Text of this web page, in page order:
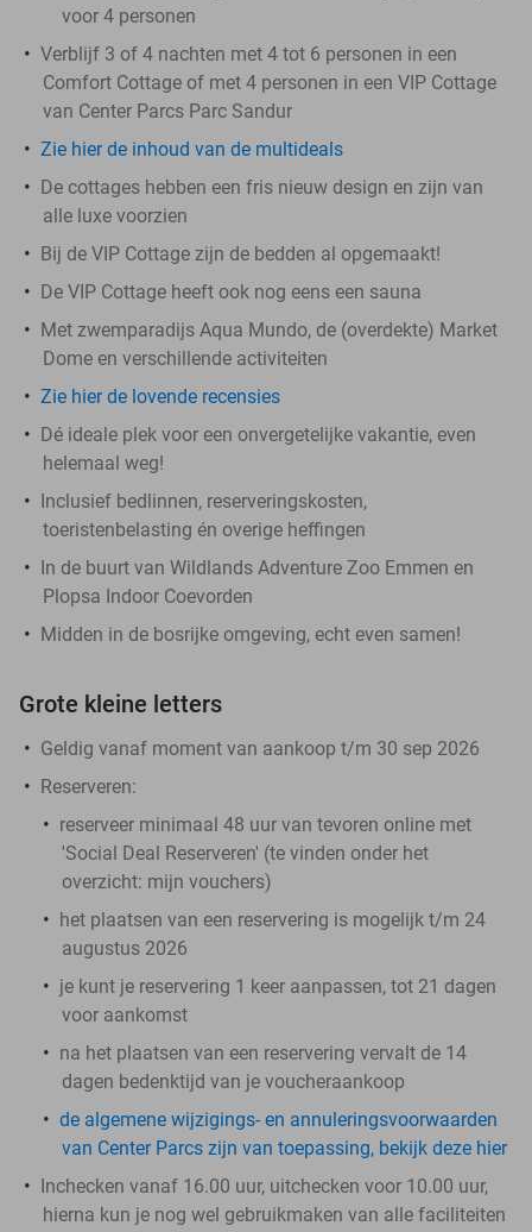
voor 4 personen
Verblijf 3 of 4 nachten met 4 tot 6 personen in een
Comfort Cottage of met 4 personen in een VIP Cottage
van Center Parcs Parc Sandur
Zie hier de inhoud van de multideals
De cottages hebben een fris nieuw design en zijn van
alle luxe voorzien
Bij de VIP Cottage zijn de bedden al opgemaakt!
De VIP Cottage heeft ook nog eens een sauna
Met zwemparadijs Aqua Mundo, de (overdekte) Market
Dome en verschillende activiteiten
Zie hier de lovende recensies
Dé ideale plek voor een onvergetelijke vakantie, even
helemaal weg!
Inclusief bedlinnen, reserveringskosten,
toeristenbelasting én overige heffingen
In de buurt van Wildlands Adventure Zoo Emmen en
Plopsa Indoor Coevorden
Midden in de bosrijke omgeving, echt even samen!
Grote kleine letters
Geldig vanaf moment van aankoop t/m 30 sep 2026
Reserveren:
reserveer minimaal 48 uur van tevoren online met
'Social Deal Reserveren' (te vinden onder het
overzicht: mijn vouchers)
het plaatsen van een reservering is mogelijk t/m 24
augustus 2026
je kunt je reservering 1 keer aanpassen, tot 21 dagen
voor aankomst
na het plaatsen van een reservering vervalt de 14
dagen bedenktijd van je voucheraankoop
de algemene wijzigings- en annuleringsvoorwaarden
van Center Parcs zijn van toepassing, bekijk deze hier
Inchecken vanaf 16.00 uur, uitchecken voor 10.00 uur,
hierna kun je nog wel gebruikmaken van alle faciliteiten